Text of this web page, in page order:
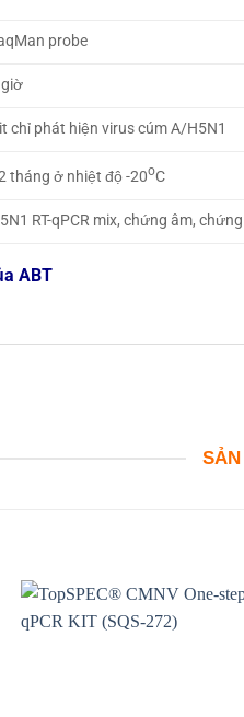
probe
chỉ phát hiện virus cúm A/H5N1
tháng ở nhiệt độ -20oC
RT-qPCR mix, chứng âm,
ABT